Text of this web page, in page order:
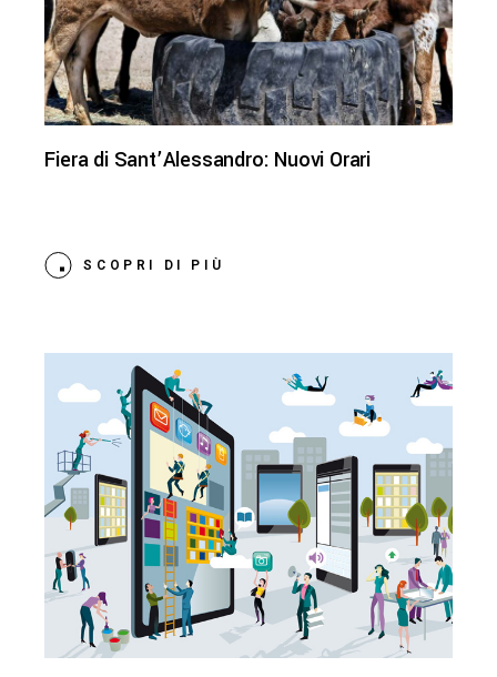
Fiera di Sant’Alessandro: Nuovi Orari
SCOPRI DI PIÙ